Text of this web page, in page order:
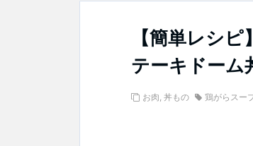
【簡単レシ
テーキドーム
お肉, 丼もの 鶏がらスー